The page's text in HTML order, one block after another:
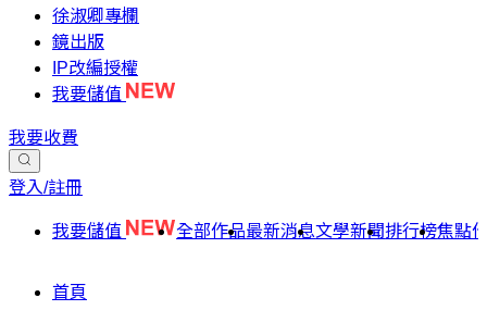
徐淑卿專欄
鏡出版
IP改編授權
我要儲值
我要收費
登入/註冊
我要儲值 全部作品最新消息文學新聞排行榜焦點
首頁